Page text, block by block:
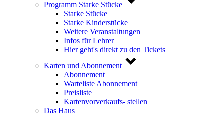
Programm Starke Stücke
Starke Stücke
Starke Kinderstücke
Weitere Veranstaltungen
Infos für Lehrer
Hier geht's direkt zu den Tickets
Karten und Abonnement
Abonnement
Warteliste Abonnement
Preisliste
Kartenvorverkaufs- stellen
Das Haus